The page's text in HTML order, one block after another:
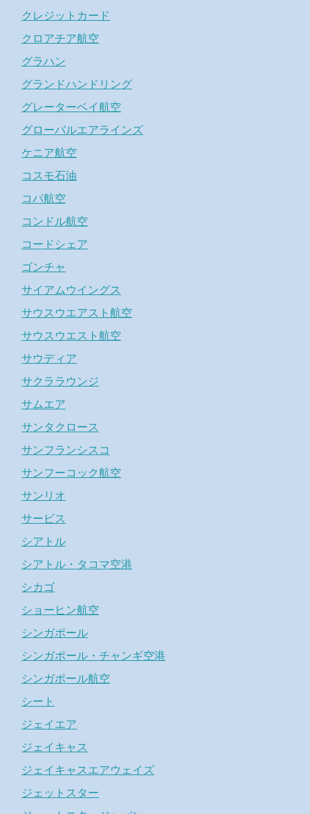
クレジットカード
クロアチア航空
グラハン
グランドハンドリング
グレーターベイ航空
グローバルエアラインズ
ケニア航空
コスモ石油
コパ航空
コンドル航空
コードシェア
ゴンチャ
サイアムウイングス
サウスウエアスト航空
サウスウエスト航空
サウディア
サクララウンジ
サムエア
サンタクロース
サンフランシスコ
サンフーコック航空
サンリオ
サービス
シアトル
シアトル・タコマ空港
シカゴ
ショーヒン航空
シンガポール
シンガポール・チャンギ空港
シンガポール航空
シート
ジェイエア
ジェイキャス
ジェイキャスエアウェイズ
ジェットスター